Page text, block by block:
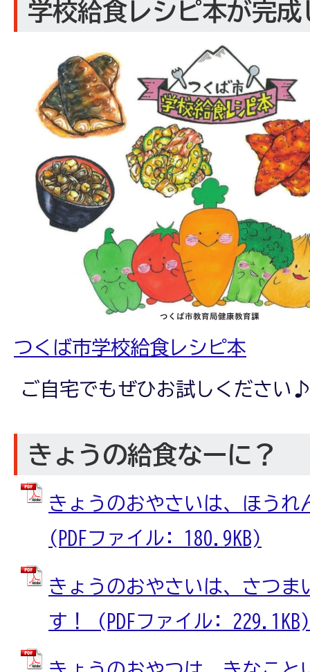
学校給食レシピ本が完成
つくば市学校給食レシピ本
ご自宅でもぜひお試しください
きょうの給食なーに？
きょうのおやさいは、ほうれ
(PDFファイル: 180.9KB)
きょうのおやさいは、さつま
す！ (PDFファイル: 229.1KB)